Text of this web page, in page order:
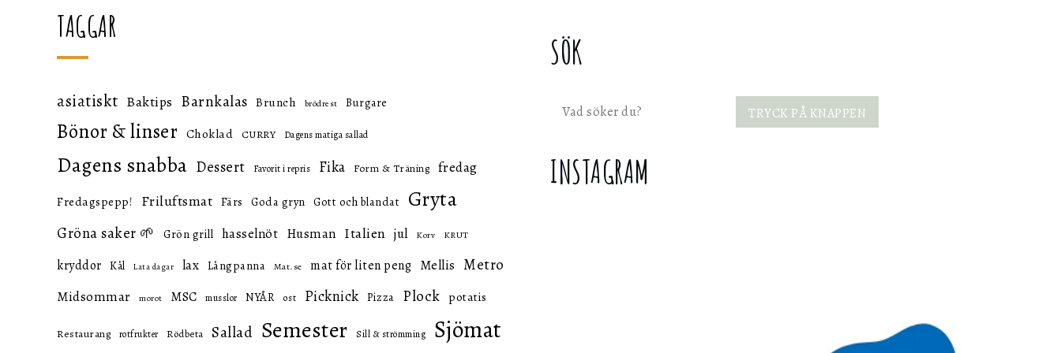
TAGGAR
asiatiskt Baktips Barnkalas Brunch brödrest Burgare
Bönor & linser Choklad CURRY Dagens matiga sallad
Dagens snabba Dessert Favorit i repris Fika Form & Träning fredag
Fredagspepp! Friluftsmat Färs Goda gryn Gott och blandat Gryta
Gröna saker 🌱 Grön grill hasselnöt Husman Italien jul Korv KRUT
kryddor Kål Lata dagar lax Långpanna Mat.se mat för liten peng Mellis Metro
Midsommar morot MSC musslor NYÅR ost Picknick Pizza Plock potatis
Restaurang rotfrukter Rödbeta Sallad Semester Sill & strömming Sjömat
SÖK
Sök TRYCK PÅ KNAPPEN
INSTAGRAM